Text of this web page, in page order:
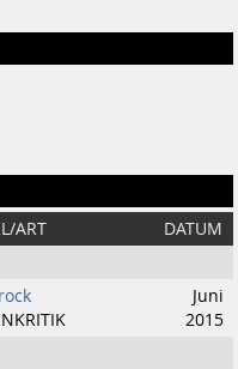
ART
DATUM
Juni
2015